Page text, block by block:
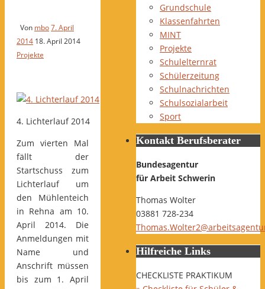
Von mbo7. April
2014 18. April 2014
Projekte
4. Lichterlauf 2014
Zum vierten Mal
fällt der
Startschuss zum
Lichterlauf um
den Mühlenteich
in Rehna am 10.
April 2014. Die
Anmeldungen mit
Name und
Anschrift müssen
bis zum 1. April
Grundschule
Klassenfahrten
MINT
Projekte
Schulelternrat
Schülerzeitung
Schulnachrichten
Schulsozialarbeit
Sport
Kontakt Berufsberater
Bundesagentur
für Arbeit Schwerin
Thomas Wolter
03881 728-234
Hilfreiche Links
CHECKLISTE PRAKTIKUM